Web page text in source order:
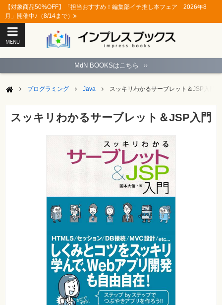
【対象商品50%OFF】「担当おすすめ！編集部イチ推し本フェア 2026年8
月」開催中♪（8/14まで）
MENU
ペ
ジ
ソ
コ
MdN BOOKSはこちら ››
プログラミング Java スッキリわかるサーブレット＆JSP入門
スッキリわかるサーブレット＆JSP入門